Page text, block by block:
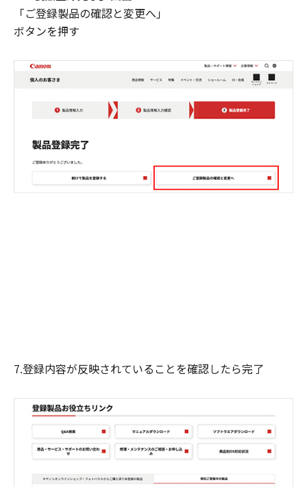
「ご登録製品の確認と変更へ」
ボタンを押す
7.登録内容が反映されていることを確認したら完了